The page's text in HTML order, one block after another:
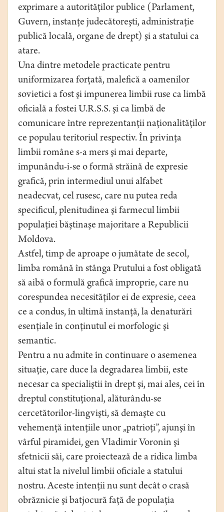
exprimare a autorităţilor publice (Parlament,
Guvern, instanţe judecătoreşti, administraţie
publică locală, organe de drept) şi a statului ca
atare.
Una dintre metodele practicate pentru
uniformizarea forţată, malefică a oamenilor
sovietici a fost şi impunerea limbii ruse ca limbă
oficială a fostei U.R.S.S. şi ca limbă de
comunicare între reprezentanţii naţionalităţilor
ce populau teritoriul respectiv. În privinţa
limbii române s-a mers şi mai departe,
impunându-i-se o formă străină de expresie
grafică, prin intermediul unui alfabet
neadecvat, cel rusesc, care nu putea reda
specificul, plenitudinea şi farmecul limbii
populaţiei băştinaşe majoritare a Republicii
Moldova.
Astfel, timp de aproape o jumătate de secol,
limba română în stânga Prutului a fost obligată
să aibă o formulă grafică improprie, care nu
corespundea necesităţilor ei de expresie, ceea
ce a condus, în ultimă instanţă, la denaturări
esenţiale în conţinutul ei morfologic şi
semantic.
Pentru a nu admite în continuare o asemenea
situaţie, care duce la degradarea limbii, este
necesar ca specialiştii în drept şi, mai ales, cei în
dreptul constituţional, alăturându-se
cercetătorilor-lingvişti, să demaşte cu
vehemenţă intenţiile unor „patrioţi”, ajunşi în
vârful piramidei, gen Vladimir Voronin şi
sfetnicii săi, care proiectează de a ridica limba
altui stat la nivelul limbii oficiale a statului
nostru. Aceste intenţii nu sunt decât o crasă
obrăznicie şi batjocură faţă de populaţia